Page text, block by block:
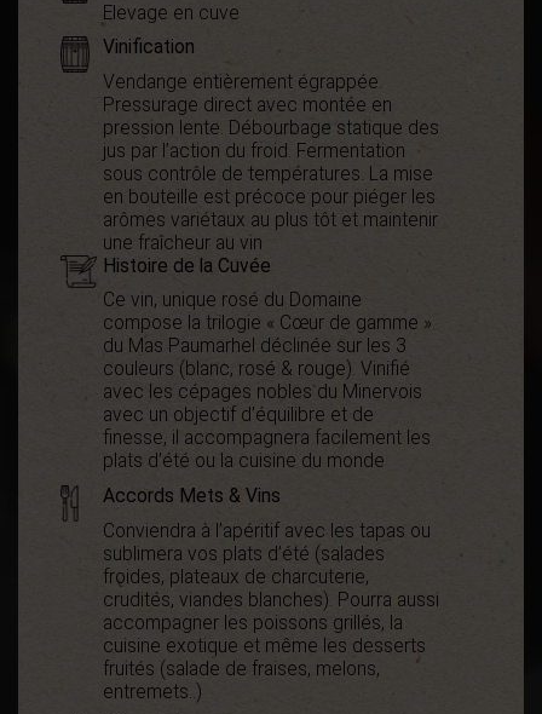
Elevage en cuve
Vinification
Vendange entièrement égrappée.
Pressurage direct avec montée en
pression lente. Débourbage statique des
jus par l’action du froid. Fermentation
sous contrôle de températures. La mise
en bouteille est précoce pour piéger les
arômes variétaux au plus tôt et maintenir
une fraîcheur au vin
Histoire de la Cuvée
Ce vin, unique rosé du Domaine
compose la trilogie « Cœur de gamme »
du Mas Paumarhel déclinée sur les 3
couleurs (blanc, rosé & rouge). Vinifié
avec les cépages nobles du Minervois
avec un objectif d’équilibre et de
finesse, il accompagnera facilement les
plats d’été ou la cuisine du monde
Accords Mets & Vins
Conviendra à l’apéritif avec les tapas ou
sublimera vos plats d’été (salades
froides, plateaux de charcuterie,
crudités, viandes blanches). Pourra aussi
accompagner les poissons grillés, la
cuisine exotique et même les desserts
fruités (salade de fraises, melons,
entremets..)